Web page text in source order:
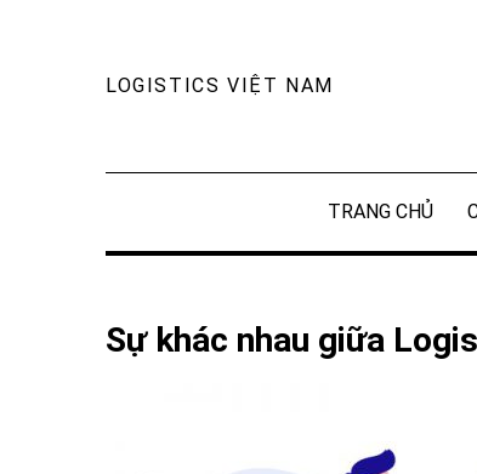
LOGISTICS VIỆT NAM
TRANG CHỦ
Sự khác nhau giữa